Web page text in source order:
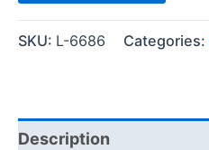
SKU: L-6686 Categories:
Description